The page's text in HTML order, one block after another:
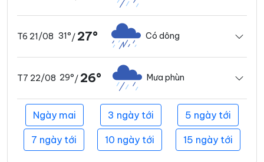
T6 21/08 31°/ 27° Có dông
T7 22/08 29°/ 26° Mưa phùn
Ngày mai 3 ngày tới 5 ngày tới
7 ngày tới 10 ngày tới 15 ngày tới